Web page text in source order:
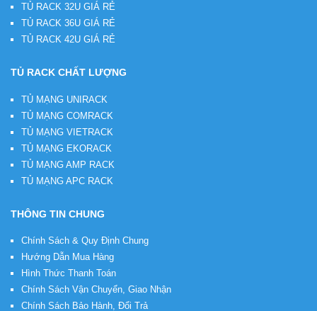
TỦ RACK 32U GIÁ RẺ
TỦ RACK 36U GIÁ RẺ
TỦ RACK 42U GIÁ RẺ
TỦ RACK CHẤT LƯỢNG
TỦ MẠNG UNIRACK
TỦ MẠNG COMRACK
TỦ MẠNG VIETRACK
TỦ MẠNG EKORACK
TỦ MẠNG AMP RACK
TỦ MẠNG APC RACK
THÔNG TIN CHUNG
Chính Sách & Quy Định Chung
Hướng Dẫn Mua Hàng
Hình Thức Thanh Toán
Chính Sách Vận Chuyển, Giao Nhận
Chính Sách Bảo Hành, Đổi Trả